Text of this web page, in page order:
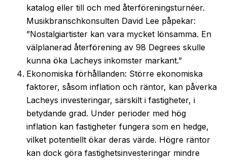
katalog eller till och med återföreningsturnéer.
Musikbranschkonsulten David Lee påpekar:
”Nostalgiartister kan vara mycket lönsamma. En
välplanerad återförening av 98 Degrees skulle
kunna öka Lacheys inkomster markant.”
Ekonomiska förhållanden: Större ekonomiska
faktorer, såsom inflation och räntor, kan påverka
Lacheys investeringar, särskilt i fastigheter, i
betydande grad. Under perioder med hög
inflation kan fastigheter fungera som en hedge,
vilket potentiellt ökar deras värde. Högre räntor
kan dock göra fastighetsinvesteringar mindre